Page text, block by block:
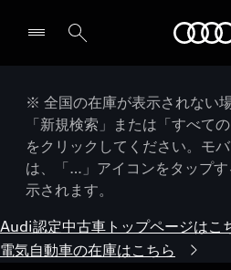
※ 全国の在庫が表示されない
「新規検索」または「すべて
をクリックしてください。モ
は、「…」アイコンをタップ
示されます。
Audi認定中古車トップページはこ
電気自動車の在庫はこちら